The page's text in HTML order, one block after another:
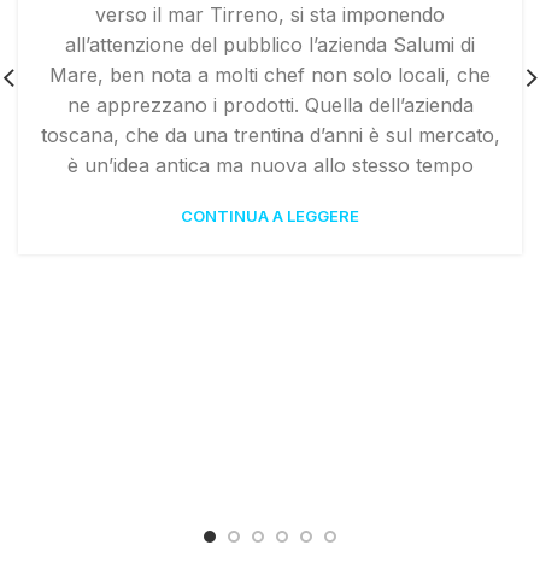
verso il mar Tirreno, si sta imponendo
all’attenzione del pubblico l’azienda Salumi di
Mare, ben nota a molti chef non solo locali, che
ne apprezzano i prodotti. Quella dell’azienda
toscana, che da una trentina d’anni è sul mercato,
è un’idea antica ma nuova allo stesso tempo
CONTINUA A LEGGERE